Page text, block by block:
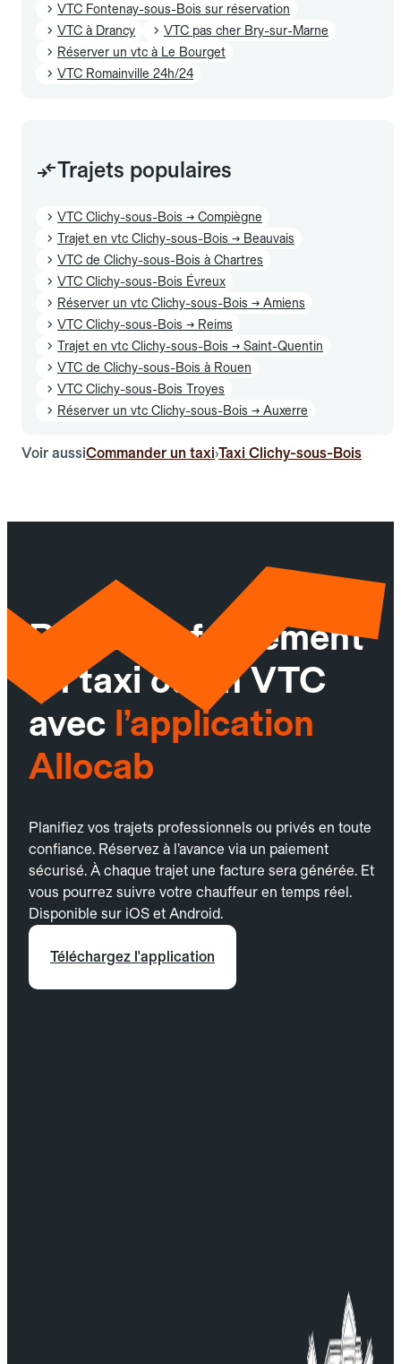
VTC Fontenay-sous-Bois sur réservation
VTC à Drancy
VTC pas cher Bry-sur-Marne
Réserver un vtc à Le Bourget
VTC Romainville 24h/24
Trajets populaires
VTC Clichy-sous-Bois → Compiègne
Trajet en vtc Clichy-sous-Bois → Beauvais
VTC de Clichy-sous-Bois à Chartres
VTC Clichy-sous-Bois Évreux
Réserver un vtc Clichy-sous-Bois → Amiens
VTC Clichy-sous-Bois → Reims
Trajet en vtc Clichy-sous-Bois → Saint-Quentin
VTC de Clichy-sous-Bois à Rouen
VTC Clichy-sous-Bois Troyes
Réserver un vtc Clichy-sous-Bois → Auxerre
Voir aussiCommander un taxi›Taxi Clichy-sous-Bois
Réservez facilement
un taxi ou un VTC
avec l’application
Allocab
Planifiez vos trajets professionnels ou privés en toute
confiance. Réservez à l’avance via un paiement
sécurisé. À chaque trajet une facture sera générée. Et
vous pourrez suivre votre chauffeur en temps réel.
Disponible sur iOS et Android.
Téléchargez l'application